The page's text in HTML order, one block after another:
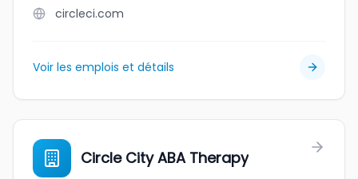
circleci.com
Voir les emplois et détails
Circle City ABA Therapy